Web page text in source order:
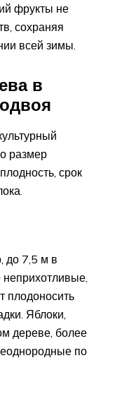
фрукты не
сохраняя
всей зимы.
в
размер
срок
до 7,5 м в
плодоносить
Яблоки,
дереве, более
по